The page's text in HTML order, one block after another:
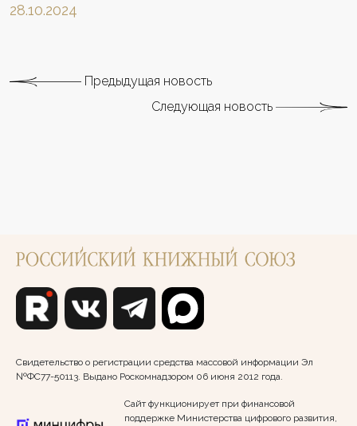
28.10.2024
Предыдущая новость
Следующая новость
Свидетельство о регистрации средства массовой информации Эл
№ФС77-50113. Выдано Роскомнадзором 06 июня 2012 года.
Сайт функционирует при финансовой
поддержке Министерства цифрового развития,